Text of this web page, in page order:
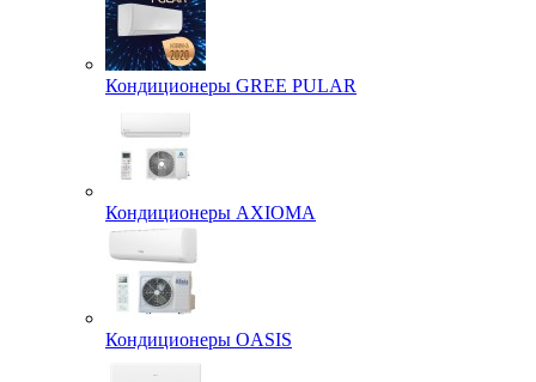
Кондиционеры GREE PULAR
Кондиционеры AXIOMA
Кондиционеры OASIS